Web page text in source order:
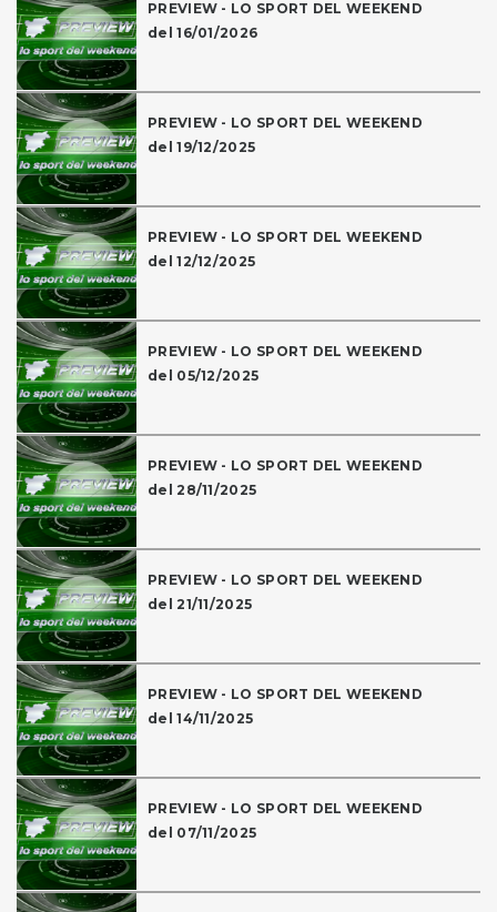
PREVIEW - LO SPORT DEL WEEKEND
del 16/01/2026
PREVIEW - LO SPORT DEL WEEKEND
del 19/12/2025
PREVIEW - LO SPORT DEL WEEKEND
del 12/12/2025
PREVIEW - LO SPORT DEL WEEKEND
del 05/12/2025
PREVIEW - LO SPORT DEL WEEKEND
del 28/11/2025
PREVIEW - LO SPORT DEL WEEKEND
del 21/11/2025
PREVIEW - LO SPORT DEL WEEKEND
del 14/11/2025
PREVIEW - LO SPORT DEL WEEKEND
del 07/11/2025